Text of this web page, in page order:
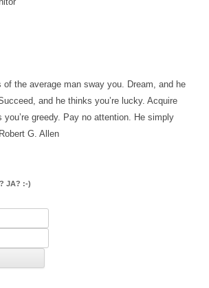
of the average man sway you. Dream, and he
and he thinks you’re lucky. Acquire
you’re greedy. Pay no attention. He simply
Robert G. Allen
JA? :-)